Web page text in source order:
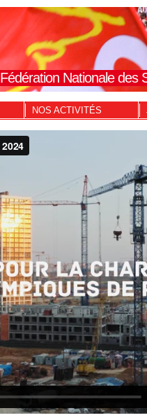
Fédération Nationale des
NOS ACTIVITÉS